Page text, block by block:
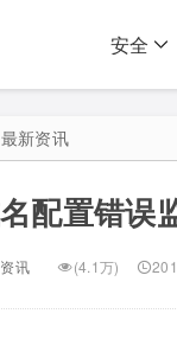
安全
新资讯
配置错
讯 (4.1万)